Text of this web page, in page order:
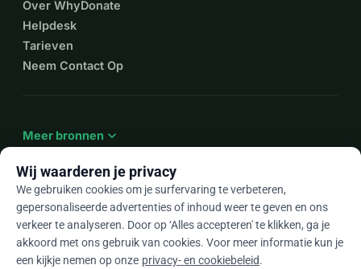
Over WhyDonate
Helpdesk
Tarieven
Neem Contact Op
Meer bronnen expand_more
Nlarrow_drop_down
★★★★★ 4,9 / 5 op basis van 500+ reviews
Wij waarderen je privacy
We gebruiken cookies om je surfervaring te verbeteren,
gepersonaliseerde advertenties of inhoud weer te geven en ons
verkeer te analyseren. Door op ‘Alles accepteren' te klikken, ga je
akkoord met ons gebruik van cookies. Voor meer informatie kun je
een kijkje nemen op onze privacy- en cookiebeleid.